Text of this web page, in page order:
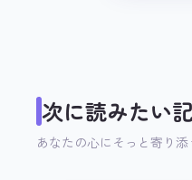
次に読みたい
あなたの心にそっと寄り